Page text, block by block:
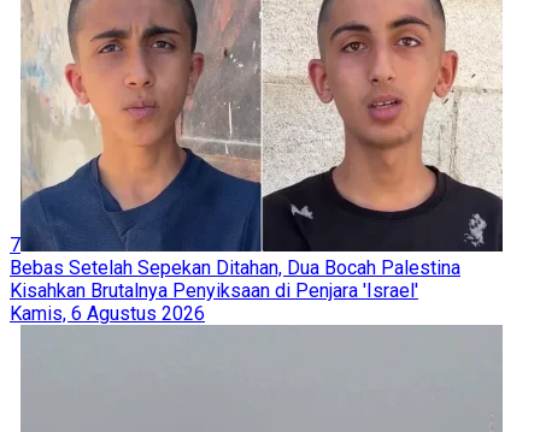
7
Bebas Setelah Sepekan Ditahan, Dua Bocah Palestina
Kisahkan Brutalnya Penyiksaan di Penjara 'Israel'
Kamis, 6 Agustus 2026